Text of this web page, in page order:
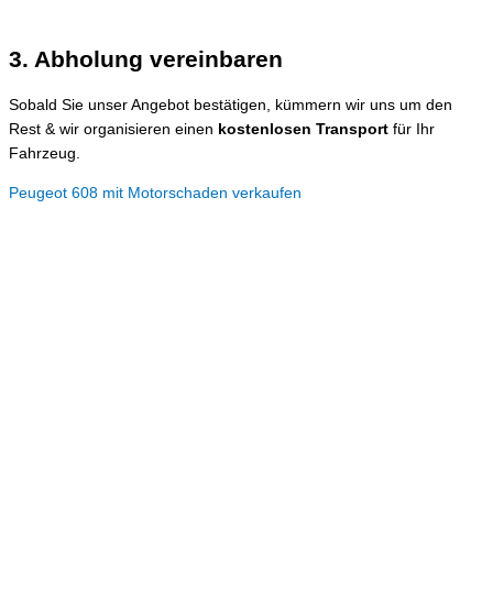
3. Abholung vereinbaren
Sobald Sie unser Angebot bestätigen, kümmern wir uns um den
Rest & wir organisieren einen kostenlosen Transport für Ihr
Fahrzeug.
Peugeot 608 mit Motorschaden verkaufen